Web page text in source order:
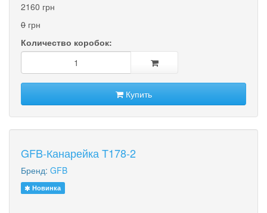
2160 грн
0 грн
Количество коробок:
Купить
GFB-Канарейка T178-2
Бренд: GFB
Новинка